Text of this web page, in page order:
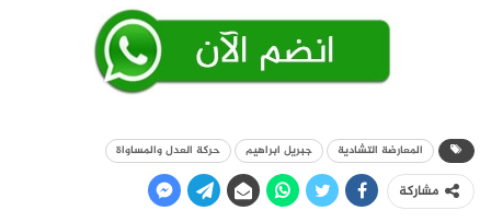
المعارضة التشادية جبريل ابراهيم حركة العدل والمساواة
مشاركة